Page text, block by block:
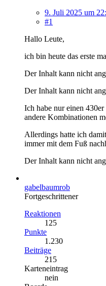
9. Juli 2025 um
#1
Hallo Leute,
ich bin heute das erste
Der Inhalt kann nicht
Der Inhalt kann nicht
Ich habe nur einen
andere Kombinationen
Allerdings hatte ich
immer mit dem Fuß
Der Inhalt kann nicht
gabelbaumrob
Fortgeschrittener
Reaktionen
125
Punkte
1.230
Beiträge
215
Karteneintrag
nein